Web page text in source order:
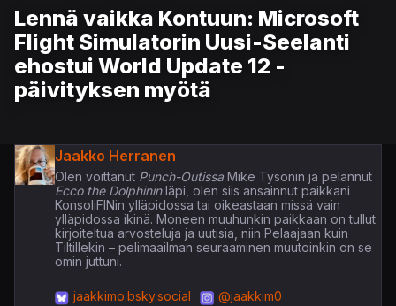
Lennä vaikka Kontuun: Microsoft
Flight Simulatorin Uusi-Seelanti
ehostui World Update 12 -
päivityksen myötä
Jaakko Herranen
Olen voittanutPunch-OutissaMike Tysonin ja pelannut
Ecco the Dolphininläpi, olen siis ansainnut paikkani
KonsoliFINin ylläpidossa tai oikeastaan missä vain
ylläpidossa ikinä. Moneen muuhunkin paikkaan on tullut
kirjoiteltua arvosteluja ja uutisia, niin Pelaajaan kuin
Tiltillekin – pelimaailman seuraaminen muutoinkin on se
omin juttuni.
jaakkimo.bsky.social
@jaakkim0